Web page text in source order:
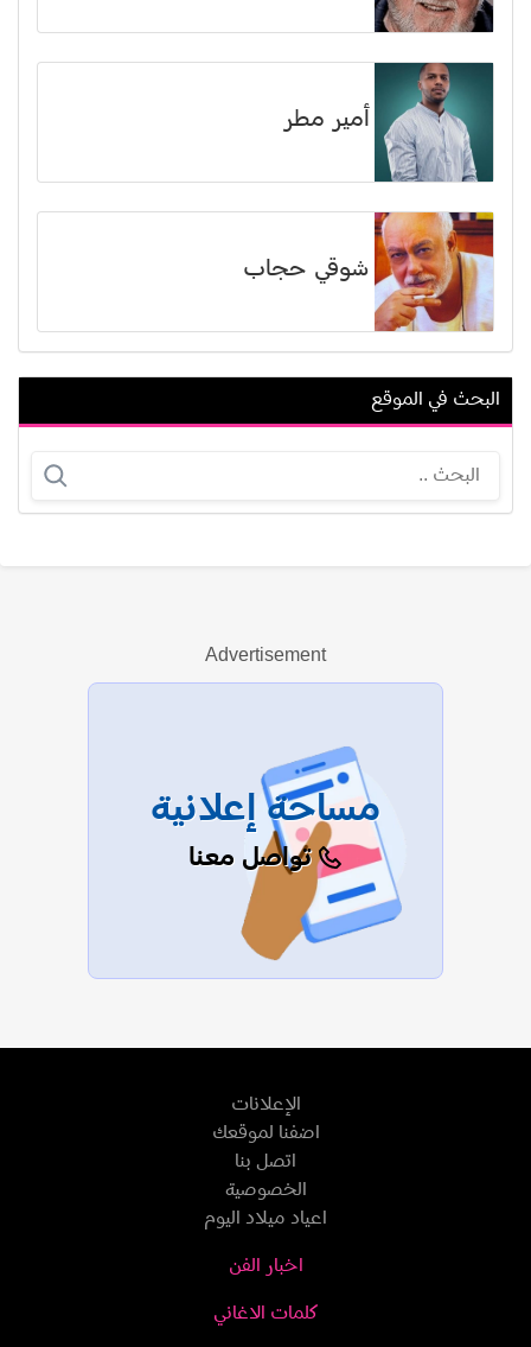
أمير مطر
شوقي حجاب
مشعل حسين
عرض الكل
البحث في الموقع
Advertisement
مساحة إعلانية
تواصل معنا
الإعلانات
اضفنا لموقعك
اتصل بنا
الخصوصية
اعياد ميلاد اليوم
اخبار الفن
كلمات الاغاني